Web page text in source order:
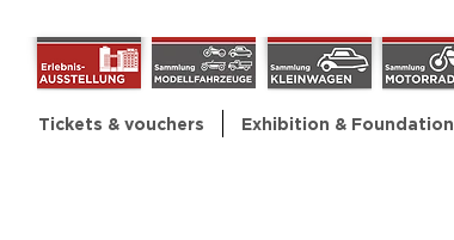
Tickets & vouchers Exhibition & Foundation